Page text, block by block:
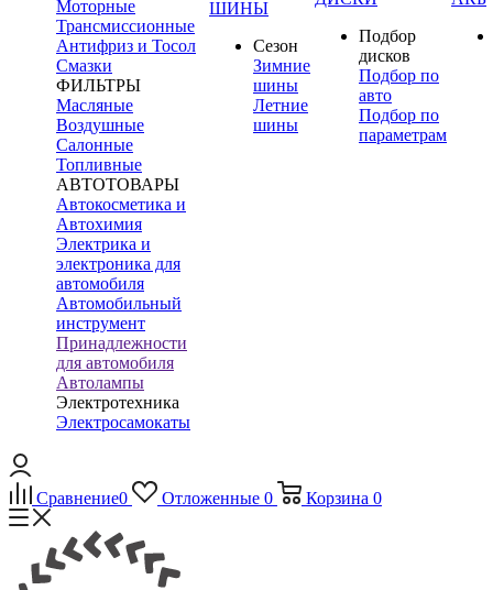
Моторные
Трансмиссионные
Антифриз и Тосол
Смазки
ФИЛЬТРЫ
Масляные
Воздушные
Салонные
Топливные
АВТОТОВАРЫ
Автокосметика и
Автохимия
Электрика и
электроника для
автомобиля
Автомобильный
инструмент
Принадлежности
для автомобиля
Автолампы
Электротехника
Электросамокаты
ШИНЫ
Сезон
Зимние
шины
Летние
шины
Подбор
дисков
Подбор по
авто
Подбор по
параметрам
Сравнение0 Отложенные 0 Корзина 0